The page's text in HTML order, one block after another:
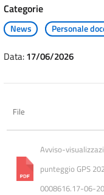
Categorie
News Personale
Data:17/06/2026
File
Avviso-
punteggio GPS
0008616.17-06-